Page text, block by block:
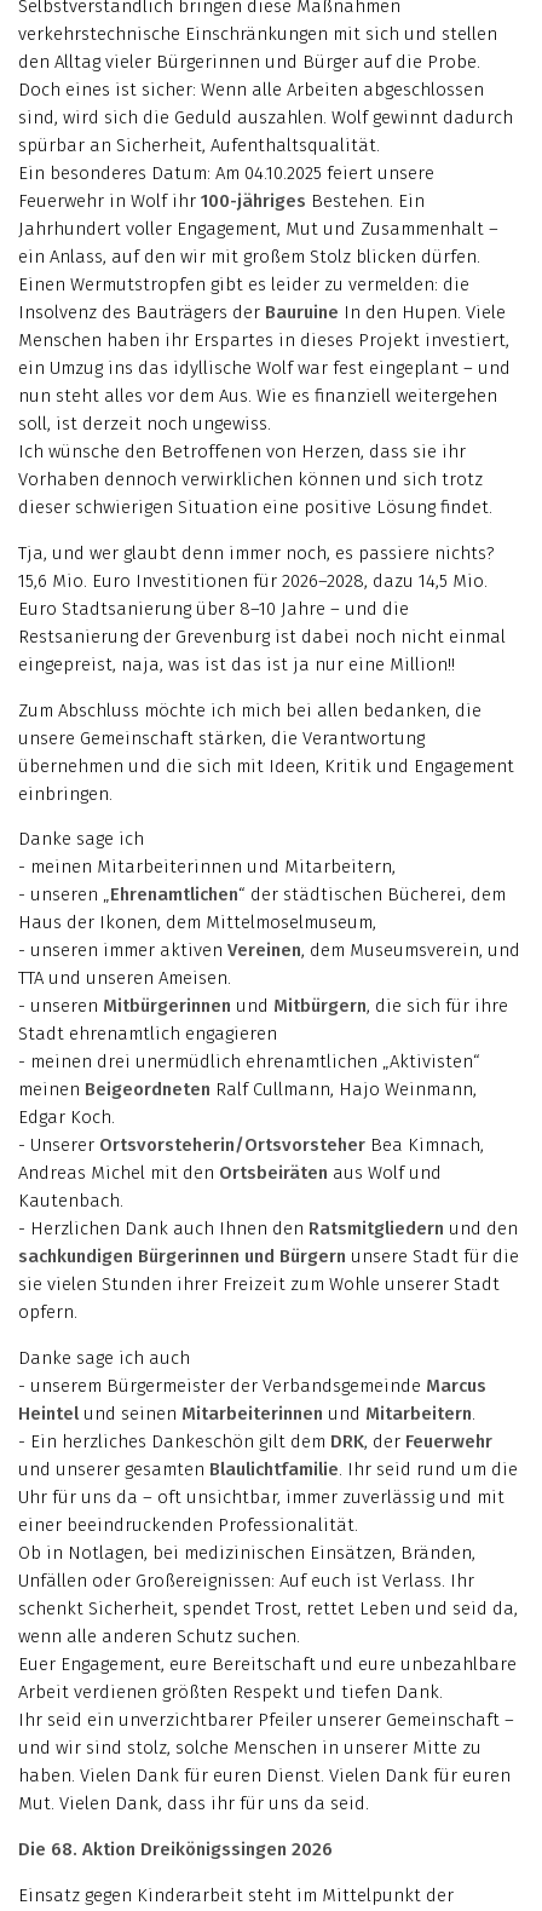
Selbstverständlich bringen diese Maßnahmen
verkehrstechnische Einschränkungen mit sich und stellen
den Alltag vieler Bürgerinnen und Bürger auf die Probe.
Doch eines ist sicher: Wenn alle Arbeiten abgeschlossen
sind, wird sich die Geduld auszahlen. Wolf gewinnt dadurch
spürbar an Sicherheit, Aufenthaltsqualität.
Ein besonderes Datum: Am 04.10.2025 feiert unsere
Feuerwehr in Wolf ihr 100-jähriges Bestehen. Ein
Jahrhundert voller Engagement, Mut und Zusammenhalt –
ein Anlass, auf den wir mit großem Stolz blicken dürfen.
Einen Wermutstropfen gibt es leider zu vermelden: die
Insolvenz des Bauträgers der Bauruine In den Hupen. Viele
Menschen haben ihr Erspartes in dieses Projekt investiert,
ein Umzug ins das idyllische Wolf war fest eingeplant – und
nun steht alles vor dem Aus. Wie es finanziell weitergehen
soll, ist derzeit noch ungewiss.
Ich wünsche den Betroffenen von Herzen, dass sie ihr
Vorhaben dennoch verwirklichen können und sich trotz
dieser schwierigen Situation eine positive Lösung findet.
Tja, und wer glaubt denn immer noch, es passiere nichts?
15,6 Mio. Euro Investitionen für 2026–2028, dazu 14,5 Mio.
Euro Stadtsanierung über 8–10 Jahre – und die
Restsanierung der Grevenburg ist dabei noch nicht einmal
eingepreist, naja, was ist das ist ja nur eine Million!!
Zum Abschluss möchte ich mich bei allen bedanken, die
unsere Gemeinschaft stärken, die Verantwortung
übernehmen und die sich mit Ideen, Kritik und Engagement
einbringen.
Danke sage ich
- meinen Mitarbeiterinnen und Mitarbeitern,
- unseren „Ehrenamtlichen“ der städtischen Bücherei, dem
Haus der Ikonen, dem Mittelmoselmuseum,
- unseren immer aktiven Vereinen, dem Museumsverein, und
TTA und unseren Ameisen.
- unseren Mitbürgerinnen und Mitbürgern, die sich für ihre
Stadt ehrenamtlich engagieren
- meinen drei unermüdlich ehrenamtlichen „Aktivisten“
meinen Beigeordneten Ralf Cullmann, Hajo Weinmann,
Edgar Koch.
- Unserer Ortsvorsteherin/Ortsvorsteher Bea Kimnach,
Andreas Michel mit den Ortsbeiräten aus Wolf und
Kautenbach.
- Herzlichen Dank auch Ihnen den Ratsmitgliedern und den
sachkundigen Bürgerinnen und Bürgern unsere Stadt für die
sie vielen Stunden ihrer Freizeit zum Wohle unserer Stadt
opfern.
Danke sage ich auch
- unserem Bürgermeister der Verbandsgemeinde Marcus
Heintelund seinen Mitarbeiterinnen und Mitarbeitern.
- Ein herzliches Dankeschön gilt dem DRK, der Feuerwehr
und unserer gesamten Blaulichtfamilie. Ihr seid rund um die
Uhr für uns da – oft unsichtbar, immer zuverlässig und mit
einer beeindruckenden Professionalität.
Ob in Notlagen, bei medizinischen Einsätzen, Bränden,
Unfällen oder Großereignissen: Auf euch ist Verlass. Ihr
schenkt Sicherheit, spendet Trost, rettet Leben und seid da,
wenn alle anderen Schutz suchen.
Euer Engagement, eure Bereitschaft und eure unbezahlbare
Arbeit verdienen größten Respekt und tiefen Dank.
Ihr seid ein unverzichtbarer Pfeiler unserer Gemeinschaft –
und wir sind stolz, solche Menschen in unserer Mitte zu
haben. Vielen Dank für euren Dienst. Vielen Dank für euren
Mut. Vielen Dank, dass ihr für uns da seid.
Die 68. Aktion Dreikönigssingen 2026
Einsatz gegen Kinderarbeit steht im Mittelpunkt der